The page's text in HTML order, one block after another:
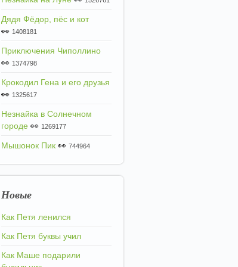
Дядя Фёдор, пёс и кот
👀 1408181
Приключения Чиполлино
👀 1374798
Крокодил Гена и его друзья
👀 1325617
Незнайка в Солнечном
городе 👀 1269177
Мышонок Пик 👀 744964
Новые
Как Петя ленился
Как Петя буквы учил
Как Маше подарили